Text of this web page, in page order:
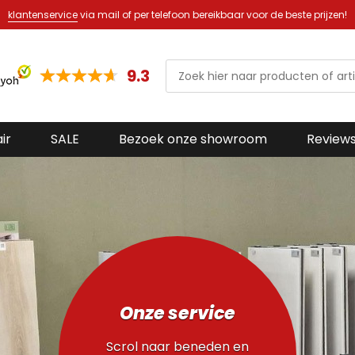
klantenservicevia mail of per telefoon bereikbaar voor de beste prijzen!
9.3
SALE Bezoek onze showroom Reviews